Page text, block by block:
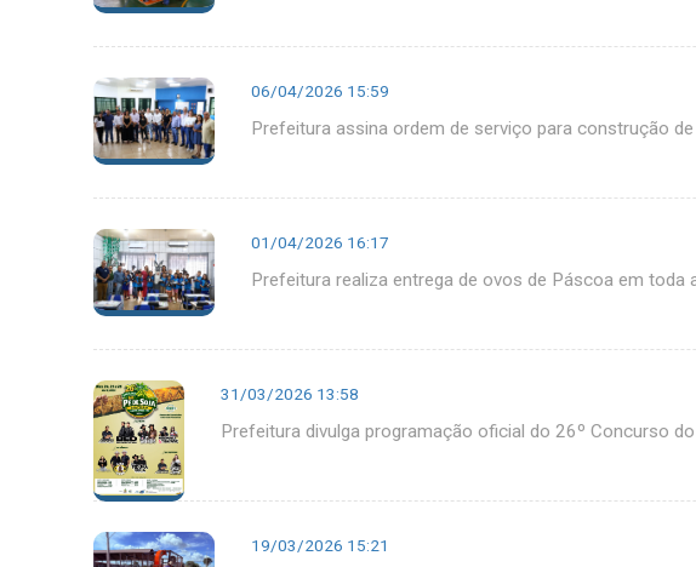
06/04/2026 15:59
Prefeitura assina ordem de serviço para construção
01/04/2026 16:17
Prefeitura realiza entrega de ovos de Páscoa em toda
31/03/2026 13:58
Prefeitura divulga programação oficial do 26º Concurso
19/03/2026 15:21